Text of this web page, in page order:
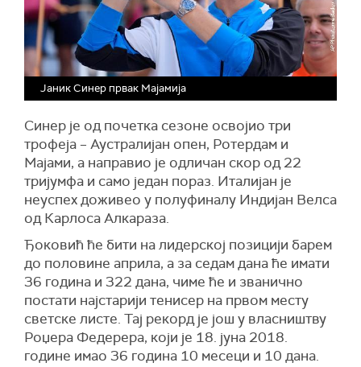
Јаник Синер првак Мајамија
Синер је од почетка сезоне освојио три
трофеја – Аустралијан опен, Ротердам и
Мајами, а направио је одличан скор од 22
тријумфа и само један пораз. Италијан је
неуспех доживео у полуфиналу Индијан Велса
од Карлоса Алкараза.
Ђоковић ће бити на лидерској позицији барем
до половине априла, а за седам дана ће имати
36 година и 322 дана, чиме ће и званично
постати најстарији тенисер на првом месту
светске листе. Тај рекорд је још у власништву
Роџера Федерера, који је 18. јуна 2018.
године имао 36 година 10 месеци и 10 дана.